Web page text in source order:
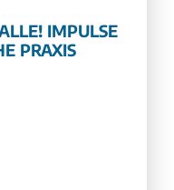
IMPULSE
PRAXIS